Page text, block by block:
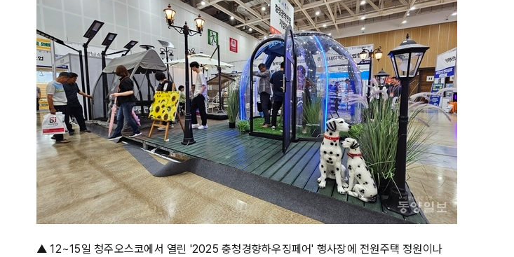
▲ 12~15일 청주오스코에서 열린 '2025 충청경향하우징페어' 행사장에 전원주택 정원이나